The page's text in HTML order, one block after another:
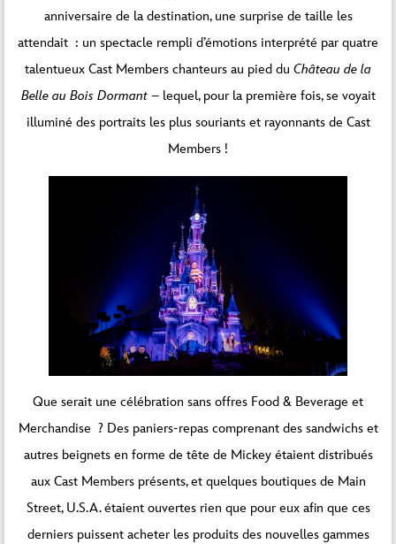
anniversaire de la destination, une surprise de taille les
attendait : un spectacle rempli d’émotions interprété par quatre
talentueux Cast Members chanteurs au pied du Château de la
Belle au Bois Dormant– lequel, pour la première fois, se voyait
illuminé des portraits les plus souriants et rayonnants de Cast
Members !
Que serait une célébration sans offres Food & Beverage et
Merchandise ? Des paniers-repas comprenant des sandwichs et
autres beignets en forme de tête de Mickey étaient distribués
aux Cast Members présents, et quelques boutiques de Main
Street, U.S.A. étaient ouvertes rien que pour eux afin que ces
derniers puissent acheter les produits des nouvelles gammes